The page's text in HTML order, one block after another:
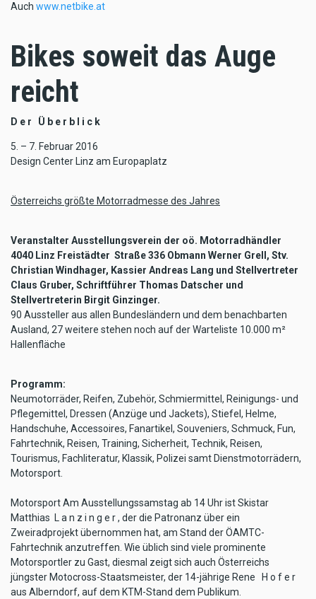
Auch www.netbike.at
Bikes soweit das Auge
reicht
D e r Ü b e r b l i c k
5. – 7. Februar 2016
Design Center Linz am Europaplatz
Österreichs größte Motorradmesse des Jahres
Veranstalter Ausstellungsverein der oö. Motorradhändler
4040 Linz Freistädter Straße 336 Obmann Werner Grell, Stv.
Christian Windhager, Kassier Andreas Lang und Stellvertreter
Claus Gruber, Schriftführer Thomas Datscher und
Stellvertreterin Birgit Ginzinger.
90 Aussteller aus allen Bundesländern und dem benachbarten
Ausland, 27 weitere stehen noch auf der Warteliste 10.000 m²
Hallenfläche
Programm:
Neumotorräder, Reifen, Zubehör, Schmiermittel, Reinigungs- und
Pflegemittel, Dressen (Anzüge und Jackets), Stiefel, Helme,
Handschuhe, Accessoires, Fanartikel, Souveniers, Schmuck, Fun,
Fahrtechnik, Reisen, Training, Sicherheit, Technik, Reisen,
Tourismus, Fachliteratur, Klassik, Polizei samt Dienstmotorrädern,
Motorsport.
Motorsport Am Ausstellungssamstag ab 14 Uhr ist Skistar
Matthias L a n z i n g e r , der die Patronanz über ein
Zweiradprojekt übernommen hat, am Stand der ÖAMTC-
Fahrtechnik anzutreffen. Wie üblich sind viele prominente
Motorsportler zu Gast, diesmal zeigt sich auch Österreichs
jüngster Motocross-Staatsmeister, der 14-jährige Rene H o f e r
aus Alberndorf, auf dem KTM-Stand dem Publikum.